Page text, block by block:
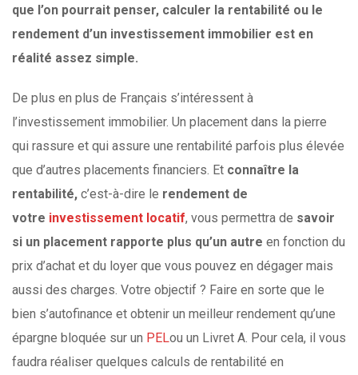
que l’on pourrait penser, calculer la rentabilité ou le
rendement d’un investissement immobilier est en
réalité assez simple.
De plus en plus de Français s’intéressent à
l’investissement immobilier. Un placement dans la pierre
qui rassure et qui assure une rentabilité parfois plus élevée
que d’autres placements financiers. Et connaître la
rentabilité, c’est-à-dire le rendement de
votre investissement locatif, vous permettra de savoir
si un placement rapporte plus qu’un autre en fonction du
prix d’achat et du loyer que vous pouvez en dégager mais
aussi des charges. Votre objectif ? Faire en sorte que le
bien s’autofinance et obtenir un meilleur rendement qu’une
épargne bloquée sur un PELou un Livret A. Pour cela, il vous
faudra réaliser quelques calculs de rentabilité en